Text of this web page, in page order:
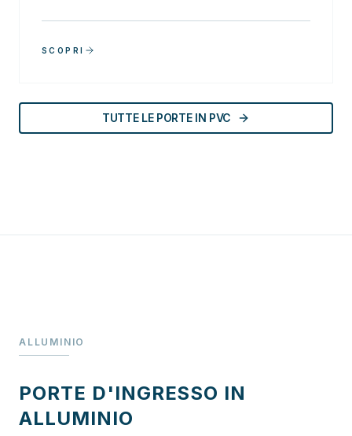
SCOPRI
TUTTE LE PORTE IN PVC
ALLUMINIO
PORTE D'INGRESSO IN
ALLUMINIO